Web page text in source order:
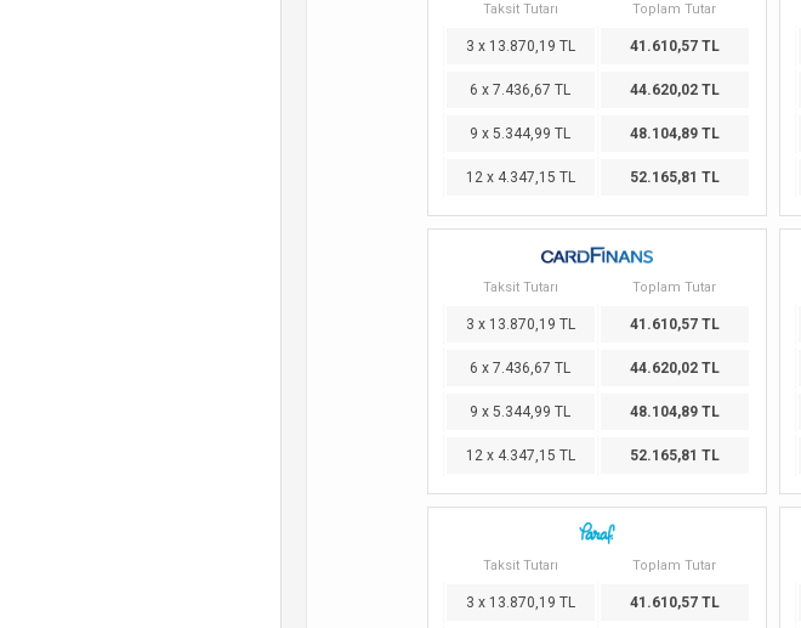
Taksit Tutarı Toplam Tutar
3 x 13.870,19 TL 41.610,57 TL
6 x 7.436,67 TL 44.620,02 TL
9 x 5.344,99 TL 48.104,89 TL
12 x 4.347,15 TL 52.165,81 TL
Taksit Tutarı Toplam Tutar
3 x 13.870,19 TL 41.610,57 TL
6 x 7.436,67 TL 44.620,02 TL
9 x 5.344,99 TL 48.104,89 TL
12 x 4.347,15 TL 52.165,81 TL
Taksit Tutarı Toplam Tutar
3 x 13.870,19 TL 41.610,57 TL